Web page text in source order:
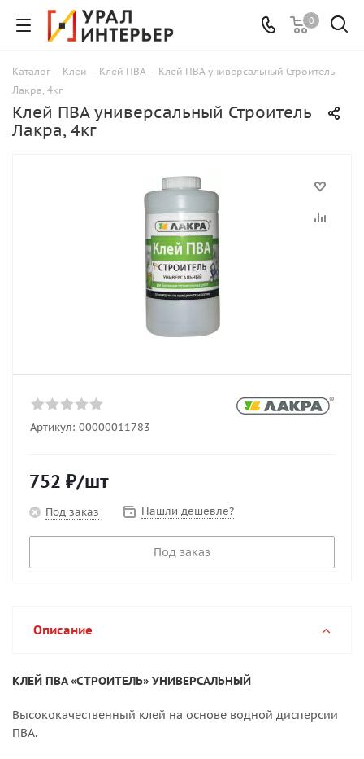
0
Каталог - Клеи - Клей ПВА - Клей ПВА универсальный Строитель
Лакра, 4кг
Клей ПВА универсальный Строитель
Лакра, 4кг
Артикул: 00000011783
752 ₽/шт
Под заказ Нашли дешевле?
Под заказ
Описание
КЛЕЙ ПВА «СТРОИТЕЛЬ» УНИВЕРСАЛЬНЫЙ
Высококачественный клей на основе водной дисперсии
ПВА.